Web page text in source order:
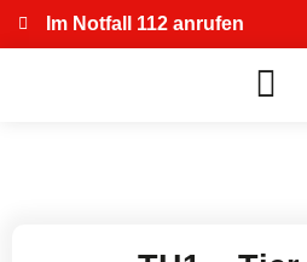
Im Notfall 112 anrufen